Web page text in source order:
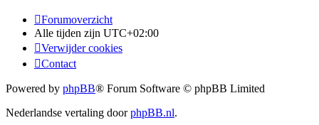
Forumoverzicht
Alle tijden zijn UTC+02:00
Verwijder cookies
Contact
Powered by phpBB® Forum Software © phpBB Limited
Nederlandse vertaling doorphpBB.nl.